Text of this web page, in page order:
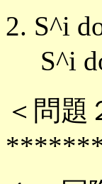
2. S^i
S^i
＜問題